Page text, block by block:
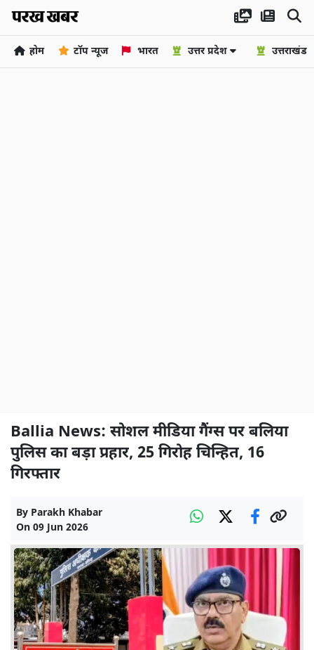
होम टॉप न्यूज भारत उत्तर प्रदेश उत्तराखंड
Ballia News: सोशल मीडिया गैंग्स पर बलिया
पुलिस का बड़ा प्रहार, 25 गिरोह चिन्हित, 16
गिरफ्तार
By Parakh Khabar
On 09 Jun 2026